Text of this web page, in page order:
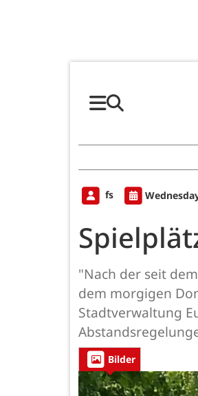
fs
"Nach der seit
dem morgigen
Stadtverwaltung
Bilder